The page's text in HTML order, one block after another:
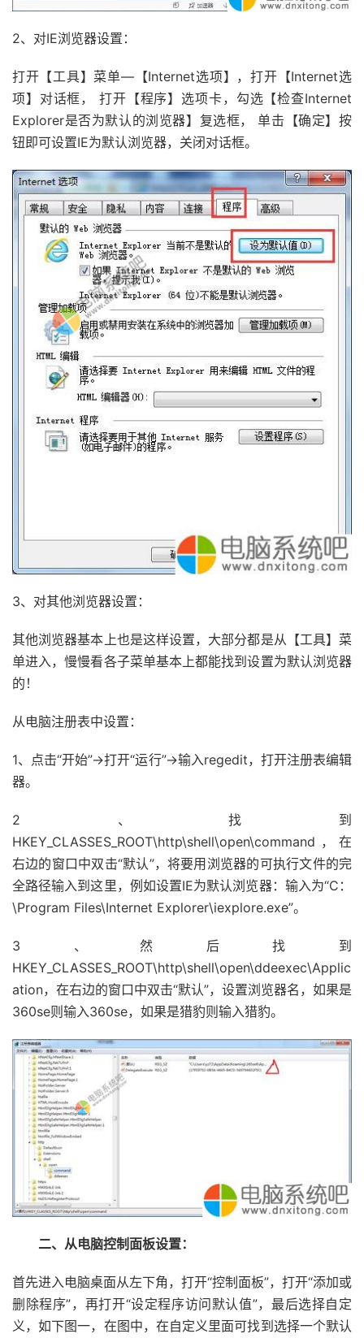
2、对IE浏览器设置：
打开【工具】菜单—【Internet选项】，打开【Internet选
项】对话框， 打开【程序】选项卡，勾选【检查Internet
Explorer是否为默认的浏览器】复选框， 单击【确定】按
钮即可设置IE为默认浏览器，关闭对话框。
3、对其他浏览器设置：
其他浏览器基本上也是这样设置，大部分都是从【工具】菜
单进入，慢慢看各子菜单基本上都能找到设置为默认浏览器
的！
从电脑注册表中设置：
1、点击“开始”→打开“运行”→输入regedit，打开注册表编辑
器。
2、找到
HKEY_CLASSES_ROOT\http\shell\open\command，在
右边的窗口中双击“默认”，将要用浏览器的可执行文件的完
全路径输入到这里，例如设置IE为默认浏览器：输入为“C：
\Program Files\Internet Explorer\iexplore.exe”。
3、然后找到
HKEY_CLASSES_ROOT\http\shell\open\ddeexec\Applic
ation，在右边的窗口中双击“默认”，设置浏览器名，如果是
360se则输入360se，如果是猎豹则输入猎豹。
二、从电脑控制面板设置：
首先进入电脑桌面从左下角，打开“控制面板”，打开“添加或
删除程序”，再打开“设定程序访问默认值”，最后选择自定
义，如下图一，在图中，在自定义里面可找到选择一个默认